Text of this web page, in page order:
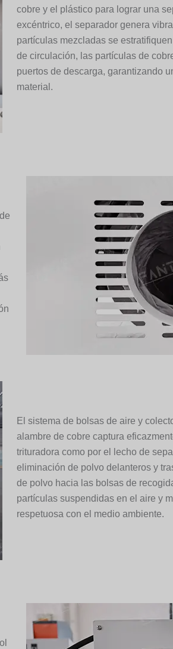
cobre y el plástico para lograr una
excéntrico, el separador genera
partículas mezcladas se
de circulación, las partículas de
puertos de descarga, garantizando
material.
El sistema de bolsas de aire y
alambre de cobre captura
trituradora como por el lecho de
eliminación de polvo delanteros y
de polvo hacia las bolsas de
partículas suspendidas en el aire y
respetuosa con el medio ambiente.